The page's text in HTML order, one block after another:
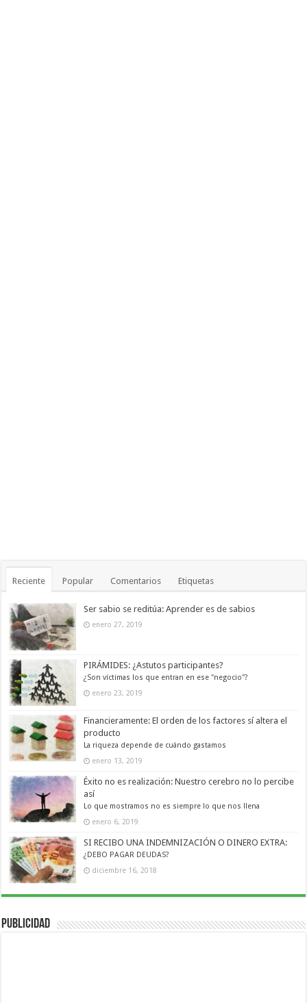
Reciente Popular Comentarios Etiquetas
Ser sabio se reditúa: Aprender es de sabios
enero 27, 2019
PIRÁMIDES: ¿Astutos participantes?
¿Son víctimas los que entran en ese "negocio"?
enero 23, 2019
Financieramente: El orden de los factores sí altera el
producto
La riqueza depende de cuándo gastamos
enero 13, 2019
Éxito no es realización: Nuestro cerebro no lo percibe
así
Lo que mostramos no es siempre lo que nos llena
enero 6, 2019
SI RECIBO UNA INDEMNIZACIÓN O DINERO EXTRA:
¿DEBO PAGAR DEUDAS?
diciembre 16, 2018
Publicidad